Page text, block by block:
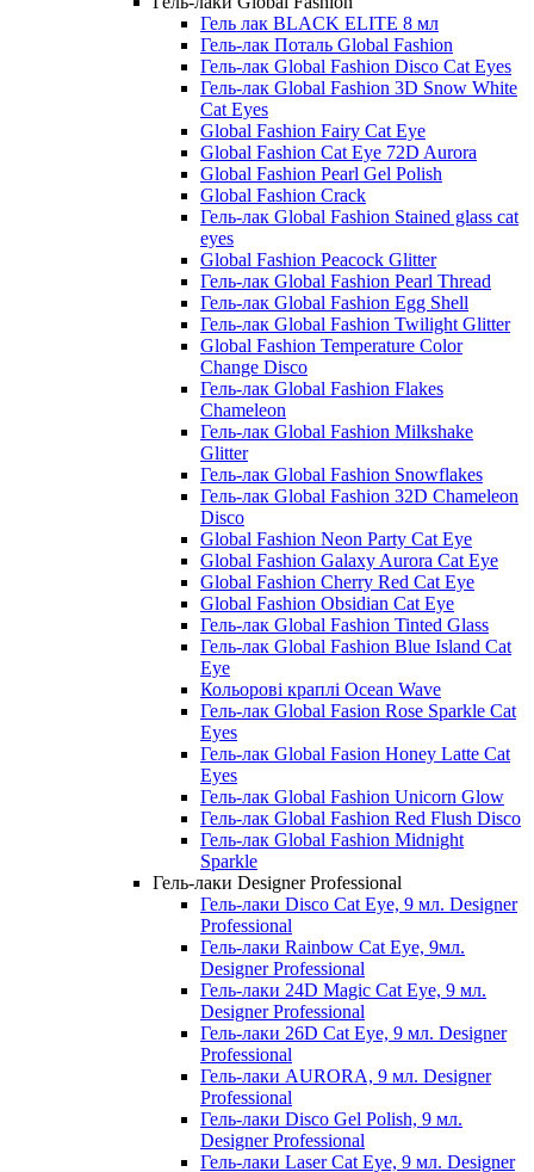
Гель лак BLACK ELITE 8 мл
Гель-лак Поталь Global Fashion
Гель-лак Global Fashion Disco Cat Eyes
Гель-лак Global Fashion 3D Snow White
Cat Eyes
Global Fashion Fairy Cat Eye
Global Fashion Cat Eye 72D Aurora
Global Fashion Pearl Gel Polish
Global Fashion Crack
Гель-лак Global Fashion Stained glass cat
eyes
Global Fashion Peacock Glitter
Гель-лак Global Fashion Pearl Thread
Гель-лак Global Fashion Egg Shell
Гель-лак Global Fashion Twilight Glitter
Global Fashion Temperature Color
Change Disco
Гель-лак Global Fashion Flakes
Chameleon
Гель-лак Global Fashion Milkshake
Glitter
Гель-лак Global Fashion Snowflakes
Гель-лак Global Fashion 32D Chameleon
Disco
Global Fashion Neon Party Cat Eye
Global Fashion Galaxy Aurora Cat Eye
Global Fashion Cherry Red Cat Eye
Global Fashion Obsidian Cat Eye
Гель-лак Global Fashion Tinted Glass
Гель-лак Global Fashion Blue Island Cat
Eye
Кольорові краплі Ocean Wave
Гель-лак Global Fasion Rose Sparkle Cat
Eyes
Гель-лак Global Fasion Honey Latte Cat
Eyes
Гель-лак Global Fashion Unicorn Glow
Гель-лак Global Fashion Red Flush Disco
Гель-лак Global Fashion Midnight
Sparkle
Гель-лаки Designer Professional
Гель-лаки Disco Cat Eye, 9 мл. Designer
Professional
Гель-лаки Rainbow Cat Eye, 9мл.
Designer Professional
Гель-лаки 24D Magic Cat Eye, 9 мл.
Designer Professional
Гель-лаки 26D Cat Eye, 9 мл. Designer
Professional
Гель-лаки AURORA, 9 мл. Designer
Professional
Гель-лаки Disco Gel Polish, 9 мл.
Designer Professional
Гель-лаки Laser Cat Eye, 9 мл. Designer